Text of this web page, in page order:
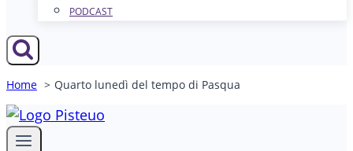
PODCAST
Home Quarto lunedì del tempo di Pasqua